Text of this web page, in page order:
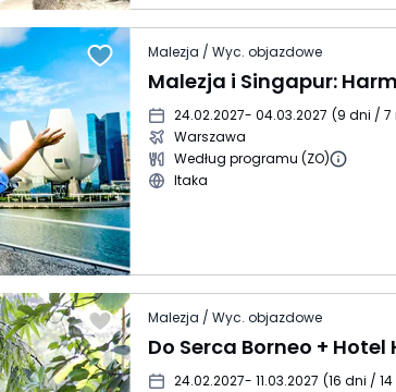
Malezja / Wyc. objazdowe
24.02.2027- 04.03.2027 (9 dni / 7
Warszawa
Według programu (ZO)
Itaka
Malezja / Wyc. objazdowe
24.02.2027- 11.03.2027 (16 dni /